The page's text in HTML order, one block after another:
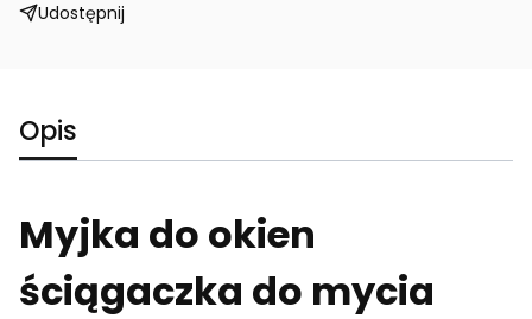
Udostępnij
Opis
Myjka do okien
ściągaczka do mycia